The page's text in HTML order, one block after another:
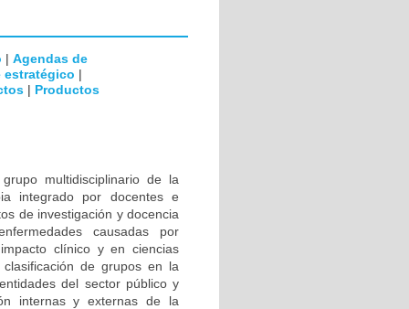
| Agendas de
estratégico |
| Productos
multidisciplinario de la
integrado por docentes e
de investigación y docencia
causadas por
clínico y en ciencias
de grupos en la
del sector público y
internas y externas de la